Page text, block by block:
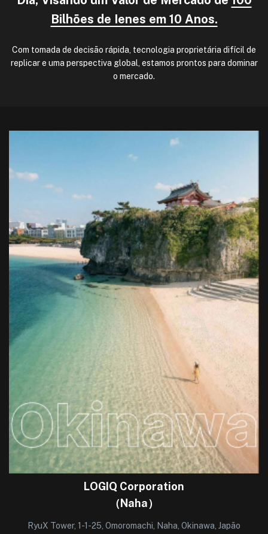
Bilhões de Ienes em 10 Anos.
Com tomada de decisão rápida, tecnologia proprietária difícil de
replicar e uma perspectiva global, estamos prontos para dominar
o mercado.
LOGIQ Corporation
（Naha）
RyuX Tower, 1-1-25, Omoromachi, Naha, Okinawa, Japão